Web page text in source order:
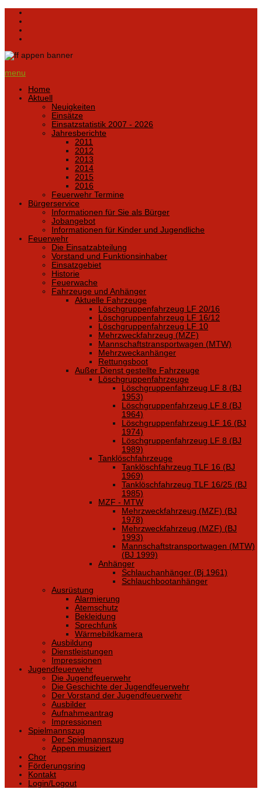
menu
Home
Aktuell
Neuigkeiten
Einsätze
Einsatzstatistik 2007 - 2026
Jahresberichte
2011
2012
2013
2014
2015
2016
Feuerwehr Termine
Bürgerservice
Informationen für Sie als Bürger
Jobangebot
Informationen für Kinder und Jugendliche
Feuerwehr
Die Einsatzabteilung
Vorstand und Funktionsinhaber
Einsatzgebiet
Historie
Feuerwache
Fahrzeuge und Anhänger
Aktuelle Fahrzeuge
Löschgruppenfahrzeug LF 20/16
Löschgruppenfahrzeug LF 16/12
Löschgruppenfahrzeug LF 10
Mehrzweckfahrzeug (MZF)
Mannschaftstransportwagen (MTW)
Mehrzweckanhänger
Rettungsboot
Außer Dienst gestellte Fahrzeuge
Löschgruppenfahrzeuge
Löschgruppenfahrzeug LF 8 (BJ
1953)
Löschgruppenfahrzeug LF 8 (BJ
1964)
Löschgruppenfahrzeug LF 16 (BJ
1974)
Löschgruppenfahrzeug LF 8 (BJ
1989)
Tanklöschfahrzeuge
Tanklöschfahrzeug TLF 16 (BJ
1969)
Tanklöschfahrzeug TLF 16/25 (BJ
1985)
MZF - MTW
Mehrzweckfahrzeug (MZF) (BJ
1978)
Mehrzweckfahrzeug (MZF) (BJ
1993)
Mannschaftstransportwagen (MTW)
(BJ 1999)
Anhänger
Schlauchanhänger (Bj 1961)
Schlauchbootanhänger
Ausrüstung
Alarmierung
Atemschutz
Bekleidung
Sprechfunk
Wärmebildkamera
Ausbildung
Dienstleistungen
Impressionen
Jugendfeuerwehr
Die Jugendfeuerwehr
Die Geschichte der Jugendfeuerwehr
Der Vorstand der Jugendfeuerwehr
Ausbilder
Aufnahmeantrag
Impressionen
Spielmannszug
Der Spielmannszug
Appen musiziert
Chor
Förderungsring
Kontakt
Login/Logout